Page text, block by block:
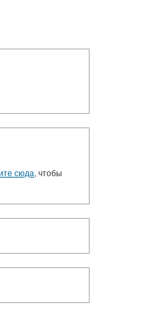
сюда, чтобы